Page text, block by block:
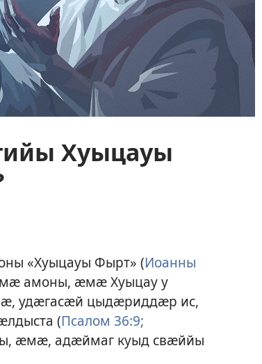
Хуыцауы
«Хуыцауы Фырт» (Иоанны
амоны, ӕмӕ Хуыцау у
удӕгасӕй цыдӕриддӕр ис,
(Псалом 36:9;
ӕмӕ, адӕймаг куыд свӕййы